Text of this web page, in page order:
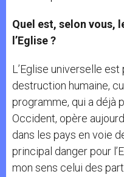
Quel est, selon vous,
l’Eglise ?
L’Eglise universelle
destruction humaine,
programme, qui a déjà
Occident, opère
dans les pays en voie
principal danger pour
mon sens celui des